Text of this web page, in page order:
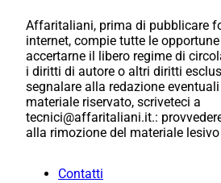
Affaritaliani, prima di pubblicare
internet, compie tutte le
accertarne il libero regime di
i diritti di autore o altri diritti
segnalare alla redazione eventuali
materiale riservato, scriveteci a
tecnici@affaritaliani.it.:
alla rimozione del materiale
Contatti